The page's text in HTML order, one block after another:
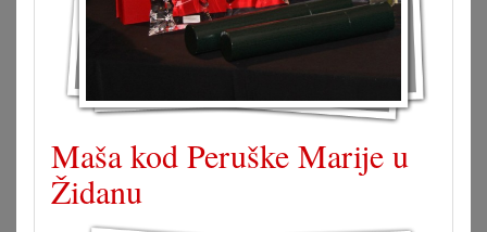
Maša kod Peruške Marije u
Židanu